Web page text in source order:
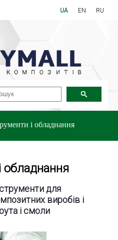
UA EN RU
і обладнання
обладнання
для
виробів і
і смоли